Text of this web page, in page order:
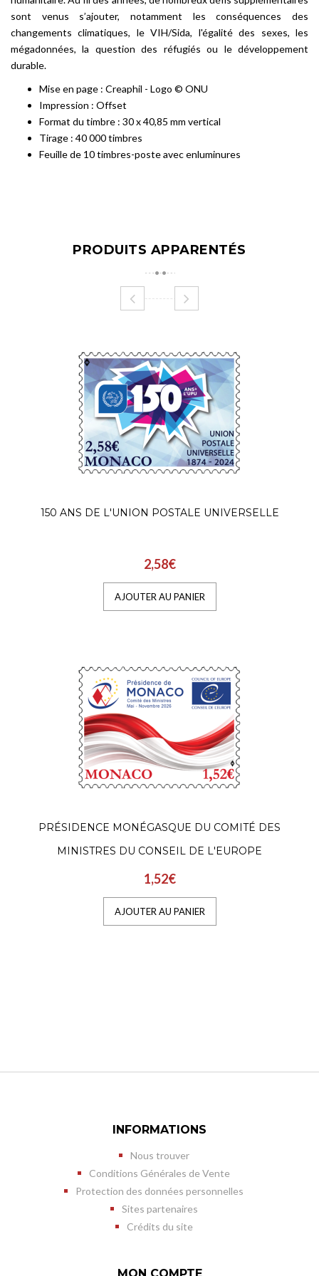
sont venus s’ajouter, notamment les conséquences des
changements climatiques, le VIH/Sida, l'égalité des sexes, les
mégadonnées, la question des réfugiés ou le développement
durable.
Mise en page : Creaphil - Logo © ONU
Impression : Offset
Format du timbre : 30 x 40,85 mm vertical
Tirage : 40 000 timbres
Feuille de 10 timbres-poste avec enluminures
PRODUITS APPARENTÉS
150 ANS DE L'UNION POSTALE UNIVERSELLE
2,58€
AJOUTER AU PANIER
PRÉSIDENCE MONÉGASQUE DU COMITÉ DES
MINISTRES DU CONSEIL DE L'EUROPE
1,52€
AJOUTER AU PANIER
INFORMATIONS
Nous trouver
Conditions Générales de Vente
Protection des données personnelles
Sites partenaires
Crédits du site